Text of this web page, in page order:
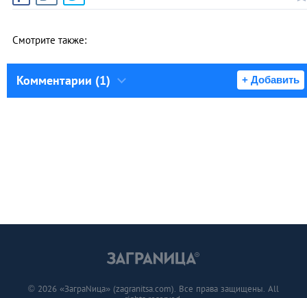
Смотрите также:
Комментарии (1) + Добавить
© 2026 «ЗаграNица» (zagranitsa.com). Все права защищены. All